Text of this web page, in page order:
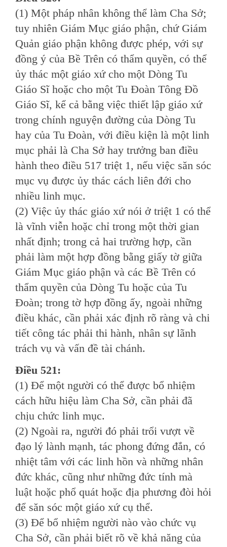
(1) Một pháp nhân không thể làm Cha Sở;
tuy nhiên Giám Mục giáo phận, chứ Giám
Quản giáo phận không được phép, với sự
đồng ý của Bề Trên có thẩm quyền, có thể
ủy thác một giáo xứ cho một Dòng Tu
Giáo Sĩ hoặc cho một Tu Ðoàn Tông Ðồ
Giáo Sĩ, kể cả bằng việc thiết lập giáo xứ
trong chính nguyện đường của Dòng Tu
hay của Tu Ðoàn, với điều kiện là một linh
mục phải là Cha Sở hay trưởng ban điều
hành theo điều 517 triệt 1, nếu việc săn sóc
mục vụ được ủy thác cách liên đới cho
nhiều linh mục.
(2) Việc ủy thác giáo xứ nói ở triệt 1 có thể
là vĩnh viễn hoặc chỉ trong một thời gian
nhất định; trong cả hai trường hợp, cần
phải làm một hợp đồng bằng giấy tờ giữa
Giám Mục giáo phận và các Bề Trên có
thẩm quyền của Dòng Tu hoặc của Tu
Ðoàn; trong tờ hợp đồng ấy, ngoài những
điều khác, cần phải xác định rõ ràng và chi
tiết công tác phải thi hành, nhân sự lãnh
trách vụ và vấn đề tài chánh.
Ðiều 521:
(1) Ðể một người có thể được bổ nhiệm
cách hữu hiệu làm Cha Sở, cần phải đã
chịu chức linh mục.
(2) Ngoài ra, người đó phải trổi vượt về
đạo lý lành mạnh, tác phong đứng đắn, có
nhiệt tâm với các linh hồn và những nhân
đức khác, cũng như những đức tính mà
luật hoặc phổ quát hoặc địa phương đòi hỏi
để săn sóc một giáo xứ cụ thể.
(3) Ðể bổ nhiệm người nào vào chức vụ
Cha Sở, cần phải biết rõ về khả năng của